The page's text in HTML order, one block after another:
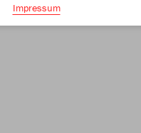
Impressum